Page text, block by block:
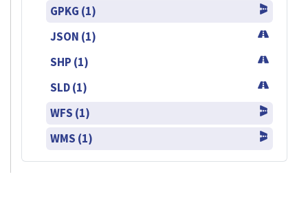
GPKG (1)
JSON (1)
SHP (1)
SLD (1)
WFS (1)
WMS (1)